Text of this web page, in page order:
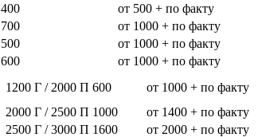
400
от 500 + по факту
700
от 1000 + по факту
500
от 1000 + по факту
600 от 1000 + по факту
1200 Г / 2000 П 600
от 1000 + по факту
2000 Г / 2500 П 1000
от 1400 + по факту
2500 Г / 3000 П 1600
от 2000 + по факту